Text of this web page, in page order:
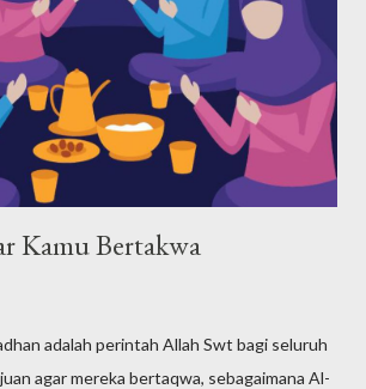
dengan tegas menyatakan bahwa Tuhan
Pernyataan yang paling terkenal tentang
ajaran Musa ada dalam Ulangan 6:4, yang
"Dengarlah, hai Israel: Tuhan itu Allah
Israel a...
Kamu Bertakwa
adalah perintah Allah Swt bagi seluruh
agar mereka bertaqwa, sebagaimana Al-